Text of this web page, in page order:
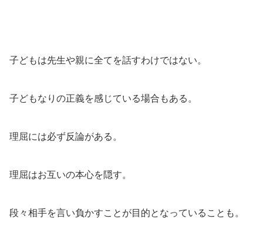
子どもは先生や親に全てを話すわけではない。
子どもなりの正義を感じている場合もある。
理屈には必ず反論がある。
理屈はお互いの本心を隠す。
段々相手を言い負かすことが目的となっていることも。